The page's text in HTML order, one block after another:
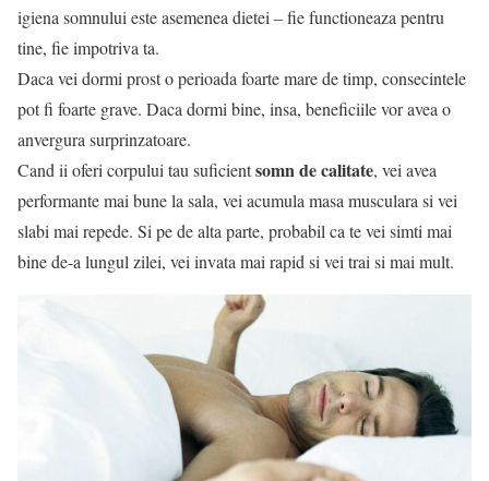
igiena somnului este asemenea dietei – fie functioneaza pentru
tine, fie impotriva ta.
Daca vei dormi prost o perioada foarte mare de timp, consecintele
pot fi foarte grave. Daca dormi bine, insa, beneficiile vor avea o
anvergura surprinzatoare.
Cand ii oferi corpului tau suficientsomn de calitate, vei avea
performante mai bune la sala, vei acumula masa musculara si vei
slabi mai repede. Si pe de alta parte, probabil ca te vei simti mai
bine de-a lungul zilei, vei invata mai rapid si vei trai si mai mult.